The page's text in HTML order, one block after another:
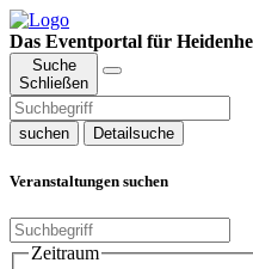
Das Eventportal für
Suche
Schließen
suchen Detailsuche
Veranstaltungen suchen
Zeitraum